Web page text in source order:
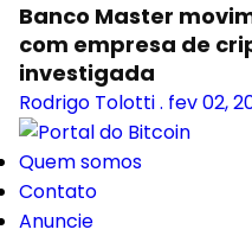
Banco Master
com empresa de
investigada
Rodrigo Tolotti. fev 02,
Quem somos
Contato
Anuncie